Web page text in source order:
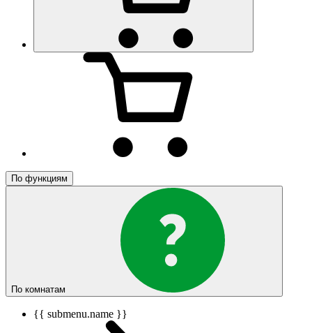
По функциям
По комнатам
{{ submenu.name }}